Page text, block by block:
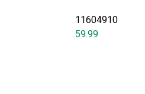
11604910
59.99